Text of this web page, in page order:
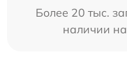
Более 20 тыс.
наличии